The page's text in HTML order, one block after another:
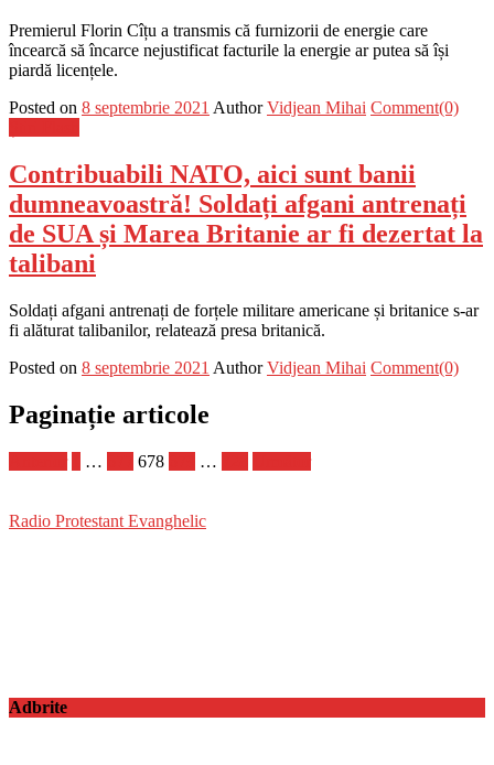
Premierul Florin Cîțu a transmis că furnizorii de energie care
încearcă să încarce nejustificat facturile la energie ar putea să își
piardă licențele.
Posted on 8 septembrie 2021 Author Vidjean Mihai Comment(0)
Contribuabili NATO, aici sunt banii
dumneavoastră! Soldați afgani antrenați
de SUA și Marea Britanie ar fi dezertat la
talibani
Soldați afgani antrenați de forțele militare americane și britanice s-ar
fi alăturat talibanilor, relatează presa britanică.
Posted on 8 septembrie 2021 Author Vidjean Mihai Comment(0)
Paginație articole
… 678 …
Radio Protestant Evanghelic
Adbrite